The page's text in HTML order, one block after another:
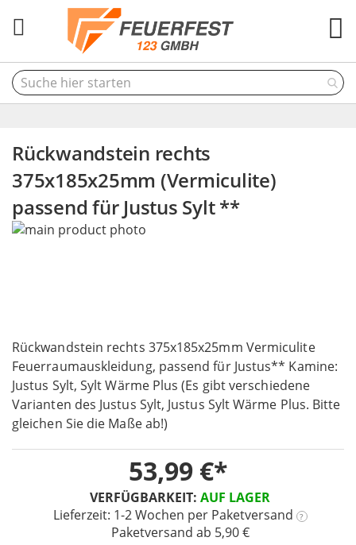
Rückwandstein rechts
375x185x25mm (Vermiculite)
passend für Justus Sylt **
Rückwandstein rechts 375x185x25mm Vermiculite
Feuerraumauskleidung, passend für Justus** Kamine:
Justus Sylt, Sylt Wärme Plus (Es gibt verschiedene
Varianten des Justus Sylt, Justus Sylt Wärme Plus. Bitte
gleichen Sie die Maße ab!)
VERFÜGBARKEIT: AUF LAGER
Lieferzeit: 1-2 Wochen per Paketversand ?
Paketversand ab 5,90 €
53,99 €
Skip
gallery
to
the
beginning
of
the
images
gallery